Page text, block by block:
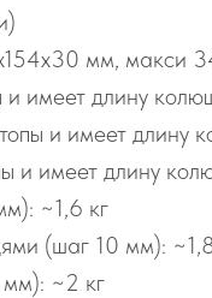
мм, макси
имеет длину
и имеет длину
имеет длину
~1,6 кг
(шаг 10 мм):
~2 кг